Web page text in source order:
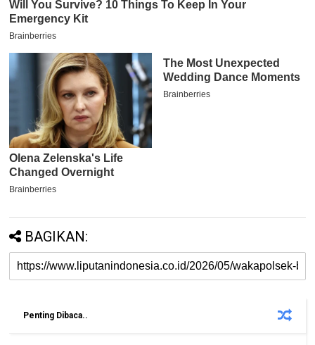
BAGIKAN:
Penting Dibaca..